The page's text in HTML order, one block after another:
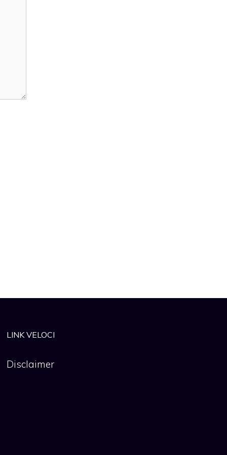
LINK VELOCI
Disclaimer